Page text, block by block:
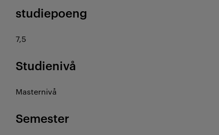
studiepoeng
7,5
Studienivå
Masternivå
Semester